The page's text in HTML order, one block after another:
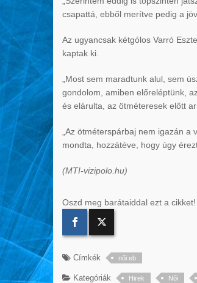
csapattá, ebből merítve pedig a
Az ugyancsak kétgólos Varró
kaptak ki.
„Most sem maradtunk alul, sem
gondolom, amiben előreléptünk,
és elárulta, az ötméteresek előtt
„Az ötméterspárbaj nem igazán
mondta, hozzátéve, hogy úgy
(MTI-vizipolo.hu)
Oszd meg barátaiddal ezt a cikket!
Címkék női eb
Kategóriák Hirek Női